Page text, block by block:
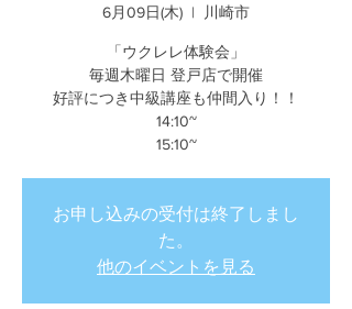
6月09日(木)
  |
川崎市
「ウクレレ体験会」
毎週木曜日 登戸店で開催
好評につき中級講座も仲間入り！！
14:10~
15:10~
お申し込みの受付は終了しまし
た。
他のイベントを見る